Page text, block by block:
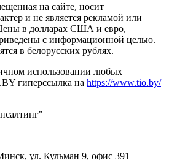
на сайте, носит
и не является рекламой или
в долларах США и евро,
с информационной целью.
в белорусских рублях.
использовании любых
гиперссылка на https://www.tio.by/
ул. Кульман 9, офис 391